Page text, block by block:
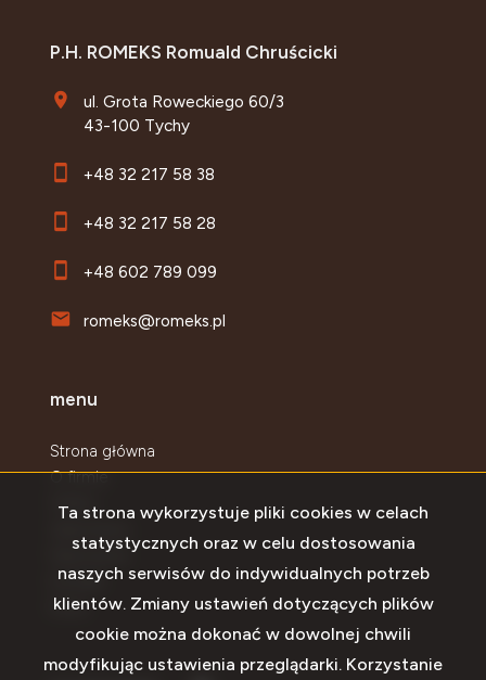
P.H. ROMEKS Romuald Chruścicki
ul. Grota Roweckiego 60/3
43-100 Tychy
+48 32 217 58 38
+48 32 217 58 28
+48 602 789 099
romeks@romeks.pl
menu
Strona główna
O firmie
Oferty
Najnowsze
Kontakt
Rodo
Ta strona wykorzystuje pliki cookies w celach
statystycznych oraz w celu dostosowania
naszych serwisów do indywidualnych potrzeb
klientów. Zmiany ustawień dotyczących plików
cookie można dokonać w dowolnej chwili
modyfikując ustawienia przeglądarki. Korzystanie